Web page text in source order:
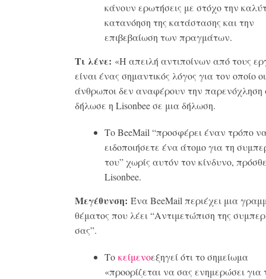
κάνουν ερωτήσεις με στόχο την
κατανόηση της κατάστασης και την
επιβεβαίωση των πραγμάτων.
Τι λένε: «Η απειλή αντιποίνων από τους
είναι ένας σημαντικός λόγος για τον οποίο οι
άνθρωποι δεν αναφέρουν την παρενόχληση
δήλωσε η Lisonbee σε μια δήλωση.
Το BeeMail “προσφέρει έναν τρόπο
ειδοποιήσετε ένα άτομο για τη
του” χωρίς αυτόν τον κίνδυνο,
Lisonbee.
Μεγέθυνση: Ένα BeeMail περιέχει μια
θέματος που λέει “Αντιμετώπιση της
σας”.
Το κείμενοεξηγεί ότι το σημείωμα
«προορίζεται να σας ενημερώσει για